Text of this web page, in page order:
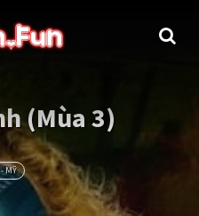
Hành động
Chiến tranh
(Mùa 3)
MỸ